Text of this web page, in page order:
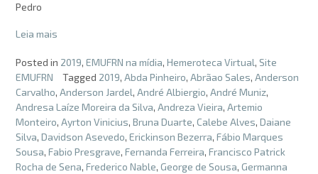
Pedro
Leia mais
Posted in 2019, EMUFRN na mídia, Hemeroteca Virtual, Site
EMUFRN
Tagged 2019, Abda Pinheiro, Abrãao Sales, Anderson
Carvalho, Anderson Jardel, André Albiergio, André Muniz,
Andresa Laíze Moreira da Silva, Andreza Vieira, Artemio
Monteiro, Ayrton Vinicius, Bruna Duarte, Calebe Alves, Daiane
Silva, Davidson Asevedo, Erickinson Bezerra, Fábio Marques
Sousa, Fabio Presgrave, Fernanda Ferreira, Francisco Patrick
Rocha de Sena, Frederico Nable, George de Sousa, Germanna